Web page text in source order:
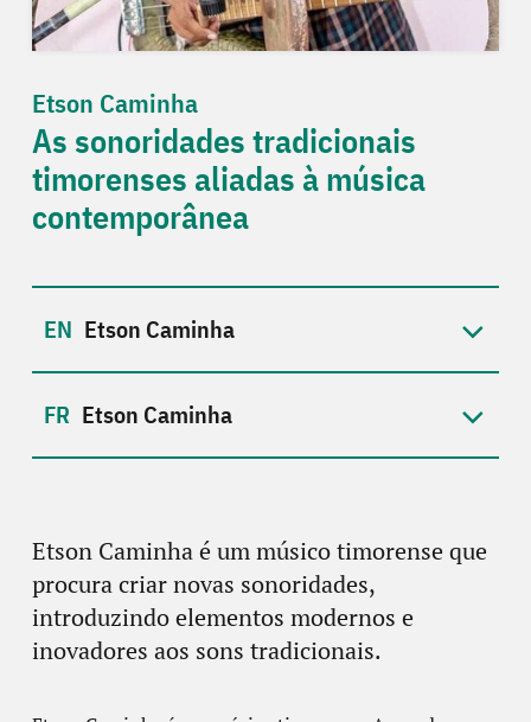
Etson Caminha
As sonoridades tradicionais
timorenses aliadas à música
contemporânea
Etson Caminha
Etson Caminha
Etson Caminha é um músico timorense que
procura criar novas sonoridades,
introduzindo elementos modernos e
inovadores aos sons tradicionais.